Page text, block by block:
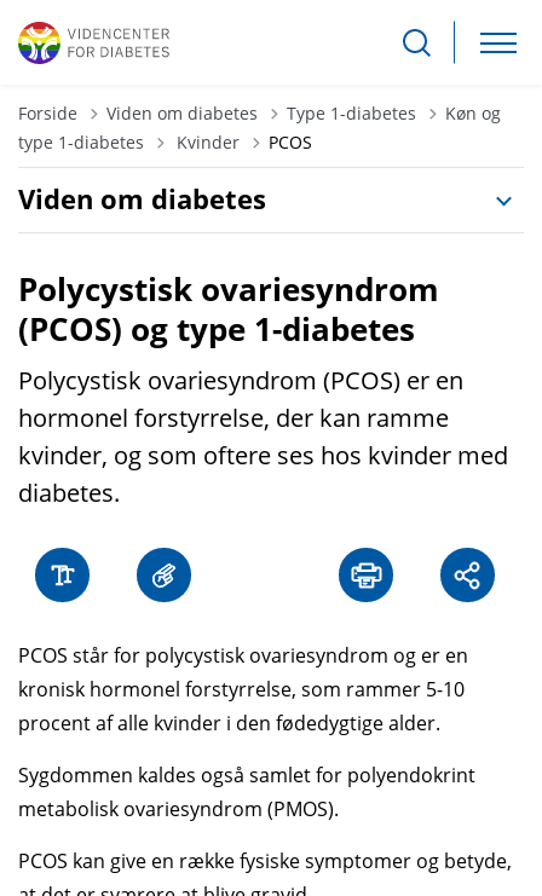
Forside Viden om diabetes Type 1-diabetes
Køn og
type 1-diabetes
Tilbage til
Kvinder PCOS
Viden om diabetes
Polycystisk ovariesyndrom
(PCOS) og type 1-diabetes
Polycystisk ovariesyndrom (PCOS) er en
hormonel forstyrrelse, der kan ramme
kvinder, og som oftere ses hos kvinder med
diabetes.
PCOS står for polycystisk ovarie­syndrom og er en
kronisk hormonel forstyrrelse, som rammer 5-10
procent af alle kvinder i den føde­dygtige alder.
Sygdommen kaldes også samlet for polyendokrint
metabolisk ovariesyndrom (PMOS).
PCOS kan give en række fysiske symptomer og betyde,